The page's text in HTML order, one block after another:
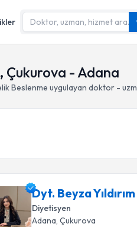
Çukurova - Adana
Beslenme uygulayan doktor -
Dyt. Beyza Yıldırım
Diyetisyen
Adana, Çukurova